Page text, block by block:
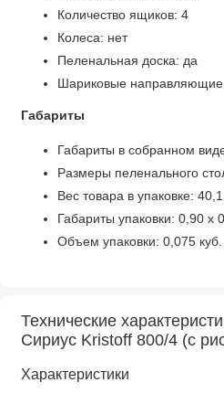
Количество ящиков: 4
Колеса: нет
Пеленальная доска: да
Шариковые
Габариты
Габариты в собранном
Размеры пеленального
Вес товара в упаковке: 40,1
Габариты упаковки: 0,90 х
Объем упаковки: 0,075
Технические
Сириус Kristoff 800/4 (с
Характеристики